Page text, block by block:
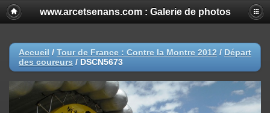
www.arcetsenans.com : Galerie de photos
Accueil / Tour de France : Contre la Montre 2012 / Départ
des coureurs / DSCN5673